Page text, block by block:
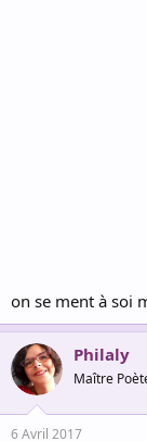
on se ment à soi
Philaly
Maître
6 Avril 2017